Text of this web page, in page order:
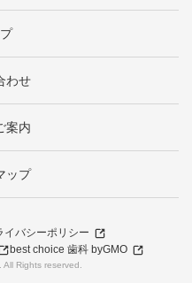
わせ
案内
ップ
イバシーポリシー
best choice 歯科 byGMO
Rights reserved.